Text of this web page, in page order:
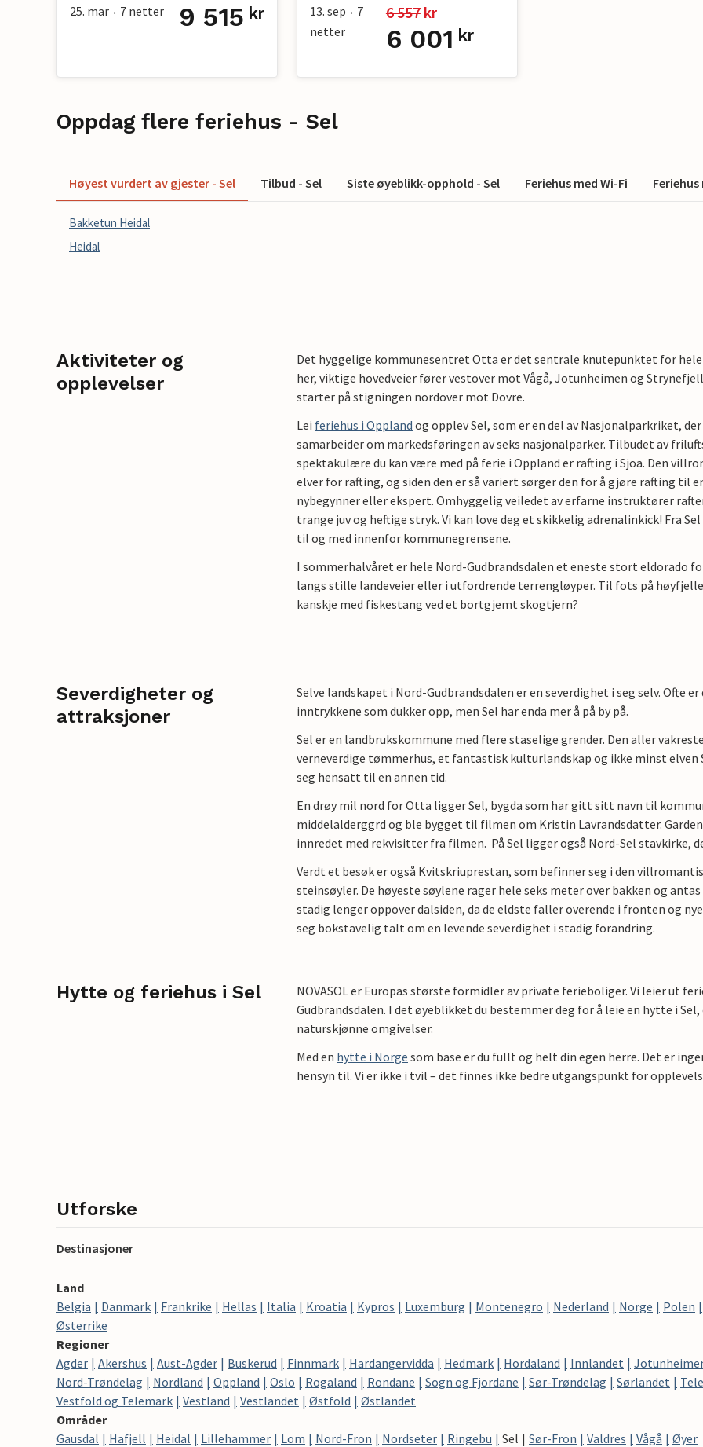
25. mar • 7 netter 9 515 kr 13. sep • 7
netter
6 557 kr
6 001 kr
Oppdag flere feriehus - Sel
Høyest vurdert av gjester - Sel Tilbud - Sel Siste øyeblikk-opphold - Sel Feriehus med Wi-Fi
Bakketun Heidal
Heidal
Aktiviteter og
opplevelser
Det hyggelige kommunesentret Otta er det sentrale knutepunktet for
her, viktige hovedveier fører vestover mot Vågå, Jotunheimen og
starter på stigningen nordover mot Dovre.
Lei feriehus i Oppland og opplev Sel, som er en del av Nasjonalparkriket,
samarbeider om markedsføringen av seks nasjonalparker. Tilbudet av
spektakulære du kan være med på ferie i Oppland er rafting i Sjoa. Den
elver for rafting, og siden den er så variert sørger den for å gjøre rafting til
nybegynner eller ekspert. Omhyggelig veiledet av erfarne instruktører
trange juv og heftige stryk. Vi kan love deg et skikkelig adrenalinkick! Fra
til og med innenfor kommunegrensene.
I sommerhalvåret er hele Nord-Gudbrandsdalen et eneste stort eldorado
langs stille landeveier eller i utfordrende terrengløyper. Til fots på
kanskje med fiskestang ved et bortgjemt skogtjern?
Severdigheter og
attraksjoner
Selve landskapet i Nord-Gudbrandsdalen er en severdighet i seg selv. Ofte
inntrykkene som dukker opp, men Sel har enda mer å på by på.
Sel er en landbrukskommune med flere staselige grender. Den aller
verneverdige tømmerhus, et fantastisk kulturlandskap og ikke minst
seg hensatt til en annen tid.
En drøy mil nord for Otta ligger Sel, bygda som har gitt sitt navn til
middelalderggrd og ble bygget til filmen om Kristin Lavrandsdatter.
innredet med rekvisitter fra filmen. På Sel ligger også Nord-Sel stavkirke,
Verdt et besøk er også Kvitskriuprestan, som befinner seg i den
steinsøyler. De høyeste søylene rager hele seks meter over bakken og
stadig lenger oppover dalsiden, da de eldste faller overende i fronten og
seg bokstavelig talt om en levende severdighet i stadig forandring.
Hytte og feriehus i Sel
NOVASOL er Europas største formidler av private ferieboliger. Vi leier ut
Gudbrandsdalen. I det øyeblikket du bestemmer deg for å leie en hytte i
naturskjønne omgivelser.
Med en hytte i Norge som base er du fullt og helt din egen herre. Det er
hensyn til. Vi er ikke i tvil – det finnes ikke bedre utgangspunkt for
Utforske
Destinasjoner
Land
Belgia
Danmark Frankrike Hellas Italia Kroatia Kypros Luxemburg Montenegro Nederland Norge Polen
Østerrike
Regioner
Agder
Akershus Aust-Agder Buskerud Finnmark Hardangervidda Hedmark Hordaland Innlandet
Nord-Trøndelag
Nordland Oppland Oslo Rogaland Rondane Sogn og Fjordane Sør-Trøndelag Sørlandet
Vestfold og Telemark
Vestland Vestlandet Østfold
Østlandet
Områder
Gausdal
Hafjell Heidal Lillehammer Lom Nord-Fron Nordseter Ringebu Sel Sør-Fron Valdres Vågå Øyer